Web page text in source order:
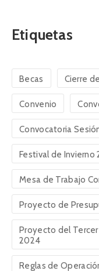
Etiquetas
Becas Cierre
Convenio
Convocatoria
Festival de Invierno
Mesa de Trabajo
Proyecto de
Proyecto del
2024
Reglas de